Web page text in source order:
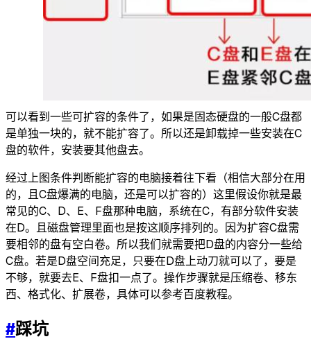
可以看到一些可扩容的条件了，如果是固态硬盘的一般C盘都
是单独一块的，就不能扩容了。所以还是卸载掉一些安装在C
盘的软件，安装要其他盘去。
经过上图条件判断能扩容的电脑接着往下看（相信大部分在用
的，且C盘爆满的电脑，还是可以扩容的）这里假设你就是最
常见的C、D、E、F盘那种电脑，系统在C，有部分软件安装
在D。且磁盘管理里面也是按这顺序排列的。因为扩容C盘需
要相邻的盘有空白卷。所以我们就需要把D盘的内容分一些给
C盘。若是D盘空间充足，只要在D盘上动刀就可以了，要是
不够，就要去E、F盘扣一点了。操作步骤就是压缩卷、移东
西、格式化、扩展卷，具体可以参考百度教程。
#踩坑